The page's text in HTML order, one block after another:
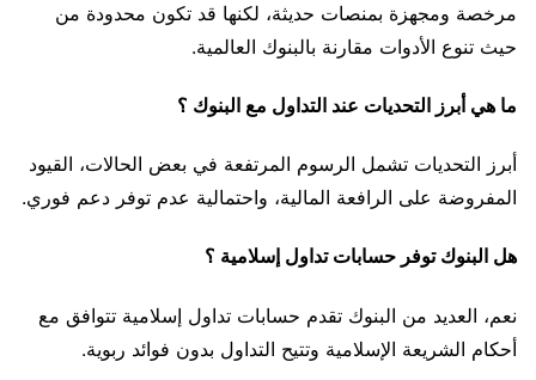
مرخصة ومجهزة بمنصات حديثة، لكنها قد تكون محدودة من
حيث تنوع الأدوات مقارنة بالبنوك العالمية.
ما هي أبرز التحديات عند التداول مع البنوك ؟
أبرز التحديات تشمل الرسوم المرتفعة في بعض الحالات، القيود
المفروضة على الرافعة المالية، واحتمالية عدم توفر دعم فوري.
هل البنوك توفر حسابات تداول إسلامية ؟
نعم، العديد من البنوك تقدم حسابات تداول إسلامية تتوافق مع
أحكام الشريعة الإسلامية وتتيح التداول بدون فوائد ربوية.